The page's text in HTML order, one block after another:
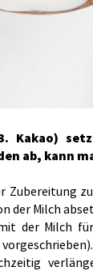
Kakao)
ab, kann
Zubereitung
der Milch
der Milch